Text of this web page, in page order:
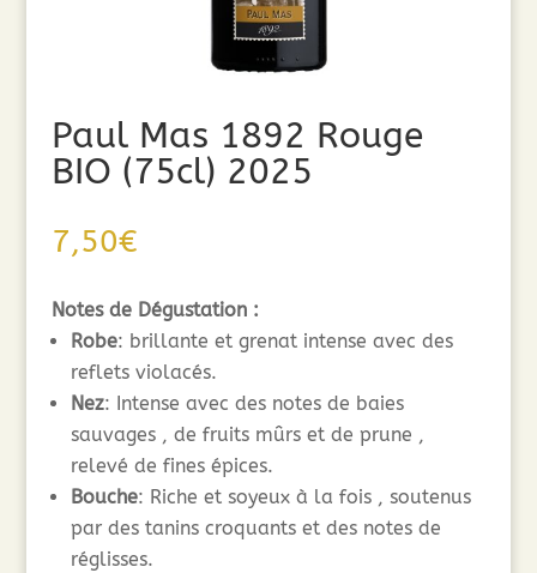
Paul Mas 1892 Rouge
BIO (75cl) 2025
7,50€
Notes de Dégustation :
Robe: brillante et grenat intense avec des
reflets violacés.
Nez: Intense avec des notes de baies
sauvages , de fruits mûrs et de prune ,
relevé de fines épices.
Bouche: Riche et soyeux à la fois , soutenus
par des tanins croquants et des notes de
réglisses.